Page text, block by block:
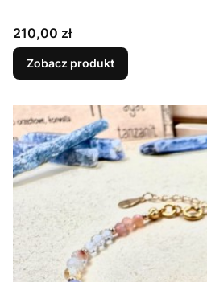
Cena
210,00 zł
Zobacz produkt